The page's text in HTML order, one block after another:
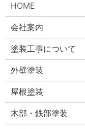
HOME
会社案内
塗装工事について
外壁塗装
屋根塗装
木部・鉄部塗装